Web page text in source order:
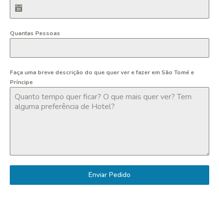
Quantas Pessoas
Faça uma breve descrição do que quer ver e fazer em São Tomé e
Príncipe
Enviar Pedido